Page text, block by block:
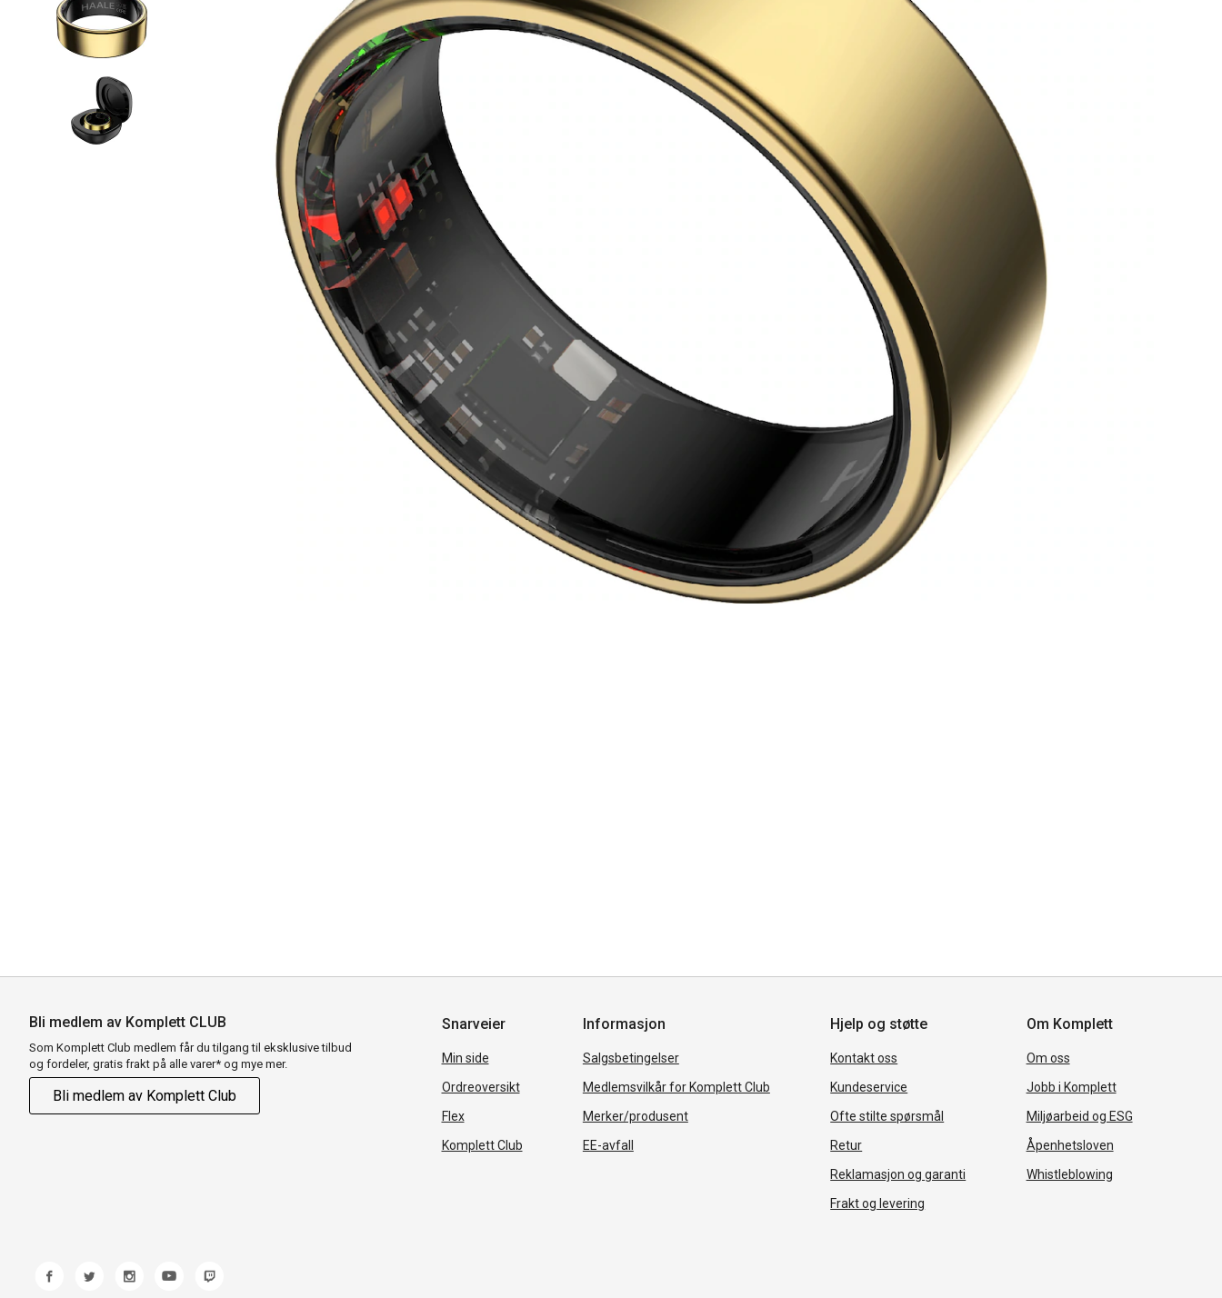
Bli medlem av Komplett CLUB
Som Komplett Club medlem får du tilgang til eksklusive tilbud
og fordeler, gratis frakt på alle varer* og mye mer.
Bli medlem av Komplett Club
Snarveier
Min side
Ordreoversikt
Flex
Komplett Club
Informasjon
Salgsbetingelser
Medlemsvilkår for Komplett Club
Merker/produsent
EE-avfall
Hjelp og støtte
Kontakt oss
Kundeservice
Ofte stilte spørsmål
Retur
Reklamasjon og garanti
Frakt og levering
Om Komplett
Om oss
Jobb i Komplett
Miljøarbeid og ESG
Åpenhetsloven
Whistleblowing